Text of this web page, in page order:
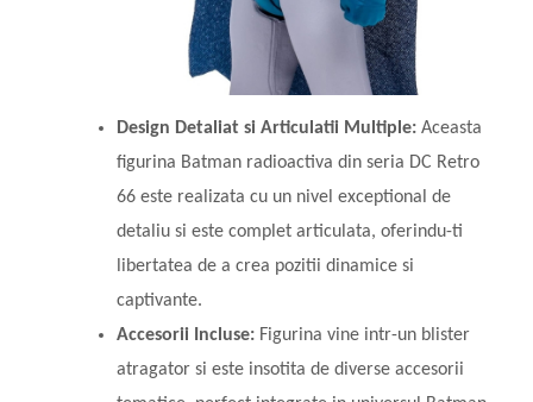
Design Detaliat si Articulatii Multiple: Aceasta
figurina Batman radioactiva din seria DC Retro
66 este realizata cu un nivel exceptional de
detaliu si este complet articulata, oferindu-ti
libertatea de a crea pozitii dinamice si
captivante.
Accesorii Incluse: Figurina vine intr-un blister
atragator si este insotita de diverse accesorii